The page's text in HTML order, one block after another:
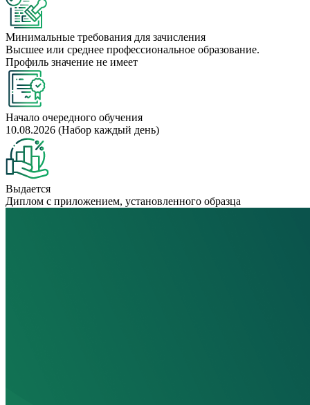
Минимальные требования для зачисления
Высшее или среднее профессиональное образование.
Профиль значение не имеет
Начало очередного обучения
10.08.2026 (Набор каждый день)
Выдается
Диплом с приложением, установленного образца